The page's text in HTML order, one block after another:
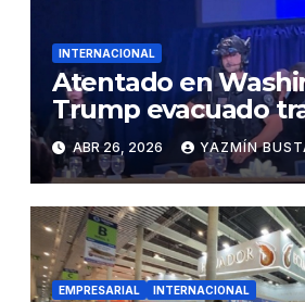
INTERNACIONAL
Atentado en
Trump evacuado
en cena
ABR 26, 2026 YAZMÍN
EMPRESARIAL INTERNACIONAL